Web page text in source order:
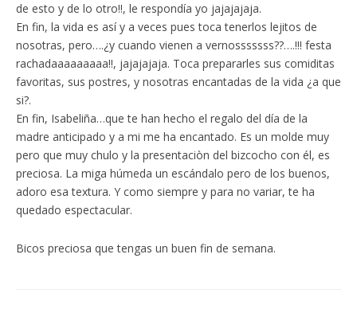
de esto y de lo otro!!, le respondía yo jajajajaja.
En fin, la vida es así y a veces pues toca tenerlos lejitos de
nosotras, pero….¿y cuando vienen a vernosssssss??….!!! festa
rachadaaaaaaaaa!!, jajajajaja. Toca prepararles sus comiditas
favoritas, sus postres, y nosotras encantadas de la vida ¿a que
si?.
En fin, Isabeliña…que te han hecho el regalo del día de la
madre anticipado y a mi me ha encantado. Es un molde muy
pero que muy chulo y la presentaciòn del bizcocho con él, es
preciosa. La miga húmeda un escándalo pero de los buenos,
adoro esa textura. Y como siempre y para no variar, te ha
quedado espectacular.
Bicos preciosa que tengas un buen fin de semana.